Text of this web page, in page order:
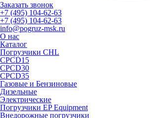
Заказать звонок
+7 (495) 104-62-63
+7 (495) 104-62-63
info@pogruz-msk.ru
О нас
Каталог
Погрузчики CHL
CPCD15
CPCD30
CPCD35
Газовые и Бензиновые
Дизельные
Электрические
Погрузчики EP Equipment
Внедорожные погрузчики